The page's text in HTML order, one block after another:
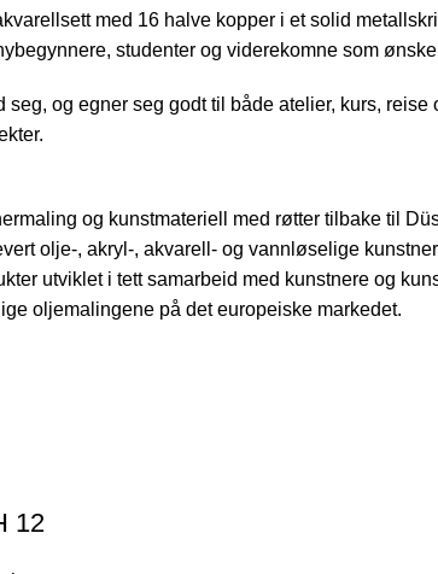
med 16 halve kopper i et solid
studenter og viderekomne som
seg, og egner seg godt til både atelier, kurs,
og kunstmateriell med røtter tilbake til
olje-, akryl-, akvarell- og vannløselige
utviklet i tett samarbeid med kunstnere og
oljemalingene på det europeiske markedet.
12